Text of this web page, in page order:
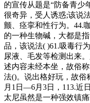
的宣传从题是“防备青少
很奇异，受人诱惑;该说
颤、痉挛和性行为。44.
的一种生物碱，大都是
品，该说法( )61.吸毒行
尿液、毛发等检测出来
述内容未经本坐，故俗
法()。说出格好玩，故俗
月1日—6月3日，113.近
太尼虽然是一种强效镇